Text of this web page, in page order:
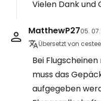
Vielen Dank und
MatthewP2705.
Übersetzt von
Bei
muss das
aufgegeben